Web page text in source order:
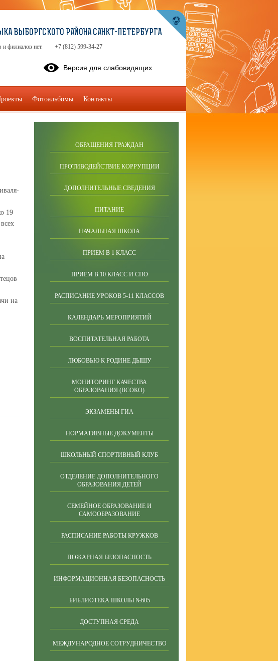
19
на
ОБРАЩЕНИЯ ГРАЖДАН
ПРОТИВОДЕЙСТВИЕ КОРРУПЦИИ
ДОПОЛНИТЕЛЬНЫЕ СВЕДЕНИЯ
ПИТАНИЕ
НАЧАЛЬНАЯ ШКОЛА
ПРИЕМ В 1 КЛАСС
ПРИЁМ В 10 КЛАСС И СПО
РАСПИСАНИЕ УРОКОВ 5-11 КЛАССОВ
КАЛЕНДАРЬ МЕРОПРИЯТИЙ
ВОСПИТАТЕЛЬНАЯ РАБОТА
ЛЮБОВЬЮ К РОДИНЕ ДЫШУ
МОНИТОРИНГ КАЧЕСТВА
ОБРАЗОВАНИЯ (ВСОКО)
ЭКЗАМЕНЫ ГИА
НОРМАТИВНЫЕ ДОКУМЕНТЫ
ШКОЛЬНЫЙ СПОРТИВНЫЙ КЛУБ
ОТДЕЛЕНИЕ ДОПОЛНИТЕЛЬНОГО
ОБРАЗОВАНИЯ ДЕТЕЙ
СЕМЕЙНОЕ ОБРАЗОВАНИЕ И
САМООБРАЗОВАНИЕ
РАСПИСАНИЕ РАБОТЫ КРУЖКОВ
ПОЖАРНАЯ БЕЗОПАСНОСТЬ
ИНФОРМАЦИОННАЯ БЕЗОПАСНОСТЬ
БИБЛИОТЕКА ШКОЛЫ №605
ДОСТУПНАЯ СРЕДА
МЕЖДУНАРОДНОЕ СОТРУДНИЧЕСТВО
ВЫБОРГСКОГО РАЙОНА САНКТ-ПЕТЕРБУРГА
и филиалов нет. +7 (812) 599-34-27
Версия для слабовидящих
Фотоальбомы Контакты